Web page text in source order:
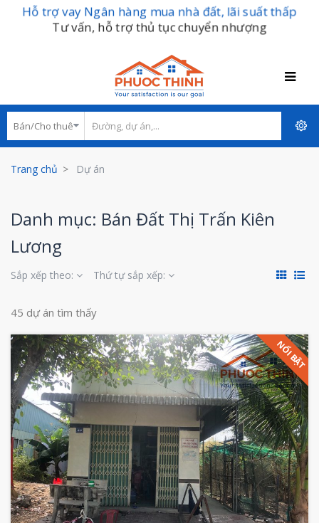
Hỗ trợ vay Ngân hàng mua nhà đất, lãi suất thấp
Tư vấn, hỗ trợ thủ tục chuyển nhượng
Trang chủ Dự án
Danh mục: Bán Đất Thị Trấn Kiên
Lương
Sắp xếp theo: Thứ tự sắp xếp:
45 dự án tìm thấy
NỔI BẬT